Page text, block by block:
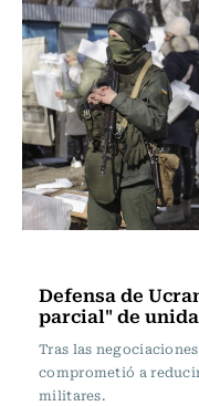
Defensa de
parcial" de
Tras las
comprometió a
militares.